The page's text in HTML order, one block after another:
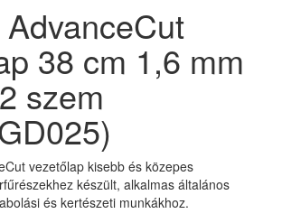
38 cm 1,6 mm
szem
vezetőlap kisebb és közepes
készült, alkalmas általános
és kertészeti munkákhoz.